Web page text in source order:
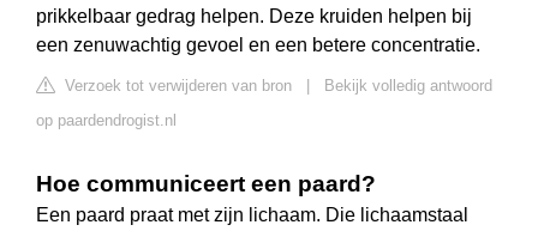
prikkelbaar gedrag helpen. Deze kruiden helpen bij
een zenuwachtig gevoel en een betere concentratie.
Verzoek tot verwijderen van bron
Bekijk volledig antwoord
op paardendrogist.nl
Hoe communiceert een paard?
Een paard praat met zijn lichaam. Die lichaamstaal